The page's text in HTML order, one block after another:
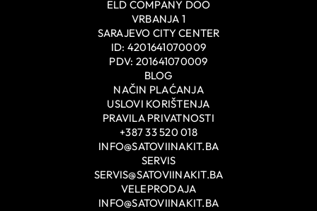
ELD COMPANY DOO
VRBANJA 1
SARAJEVO CITY CENTER
ID: 4201641070009
PDV: 201641070009
BLOG
NAČIN PLAĆANJA
USLOVI KORIŠTENJA
PRAVILA PRIVATNOSTI
+387 33 520 018
INFO@SATOVIINAKIT.BA
SERVIS
SERVIS@SATOVIINAKIT.BA
VELEPRODAJA
INFO@SATOVIINAKIT.BA